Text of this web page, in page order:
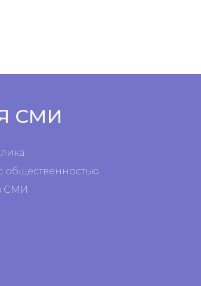
СМИ
общественностью
СМИ